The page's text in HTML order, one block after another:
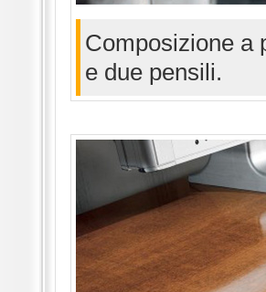
Composizione a
e due pensili.